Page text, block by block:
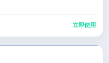
立即使用